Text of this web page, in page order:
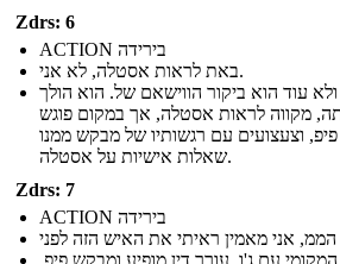
Zdrs: 6
ACTION בירידה
באת לראות אסטלה, לא אני.
עוד הוא ביקור הווישאם של. הוא הולך
מקווה לראות אסטלה, אך במקום פוגש
וצעצועים עם רגשותיו של מבקש ממנו
שאלות אישיות על אסטלה.
Zdrs: 7
ACTION בירידה
עם ג'ו, עורך דין מופיע ומבקש פיפ.